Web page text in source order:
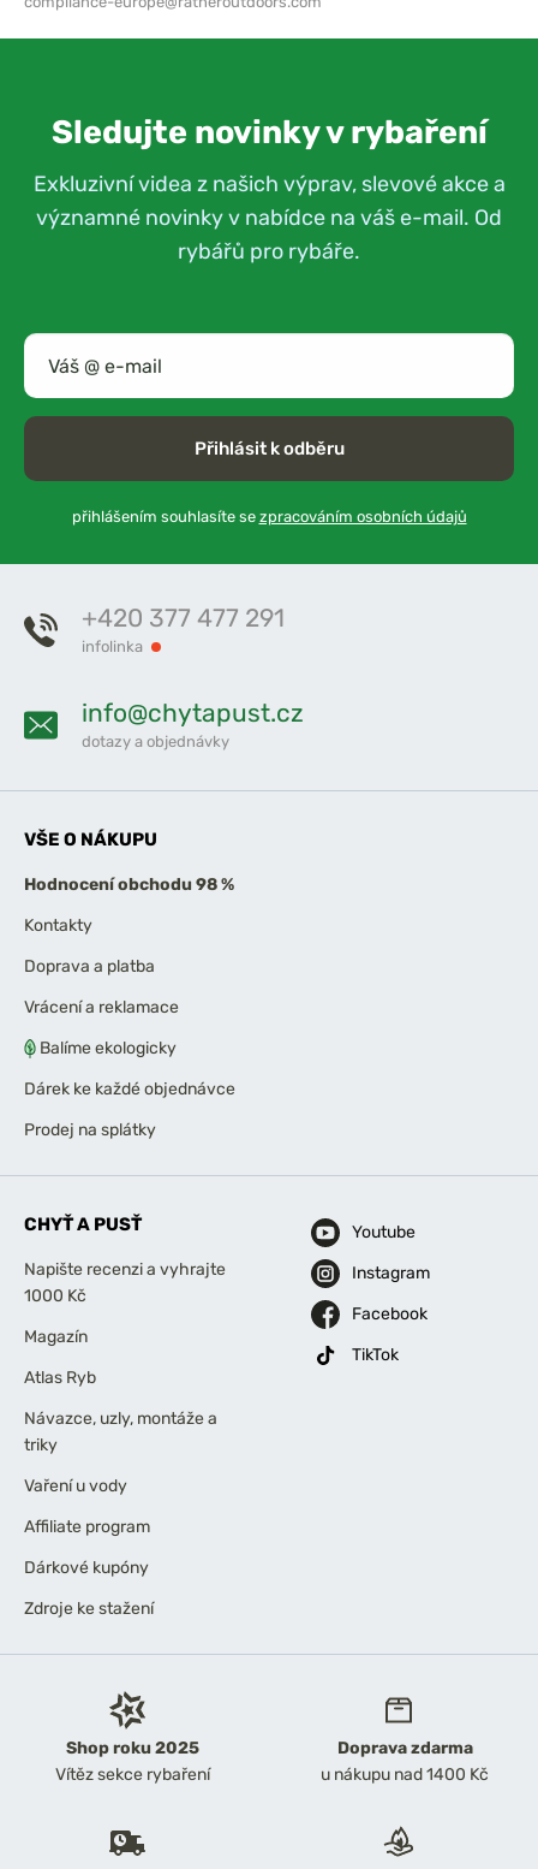
Sledujte novinky v rybaření
Exkluzivní videa z našich výprav, slevové akce a
významné novinky v nabídce na váš e-mail. Od
rybářů pro rybáře.
Přihlásit k odběru
přihlášením souhlasíte se zpracováním osobních údajů
Shop roku 2025
Vítěz sekce rybaření
Doprava zdarma
u nákupu nad 1400 Kč
+420 377 477 291
infolinka
info@chytapust.cz
dotazy a objednávky
VŠE O NÁKUPU
Hodnocení obchodu 98 %
Kontakty
Doprava a platba
Vrácení a reklamace
Balíme ekologicky
Dárek ke každé objednávce
Prodej na splátky
CHYŤ A PUSŤ
Napište recenzi a vyhrajte
1000 Kč
Magazín
Atlas Ryb
Návazce, uzly, montáže a
triky
Vaření u vody
Affiliate program
Dárkové kupóny
Zdroje ke stažení
Youtube
Instagram
Facebook
TikTok